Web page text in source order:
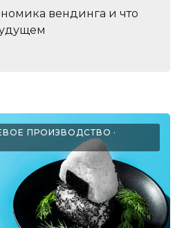
вендинга и что
ПРОИЗВОДСТВО